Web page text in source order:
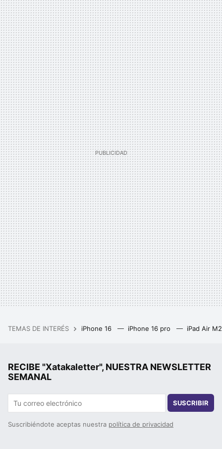
TEMAS DE INTERÉS iPhone 16 iPhone 16 pro iPad Air
RECIBE "Xatakaletter", NUESTRA NEWSLETTER
SEMANAL
SUSCRIBIR
Suscribiéndote aceptas nuestra política de privacidad